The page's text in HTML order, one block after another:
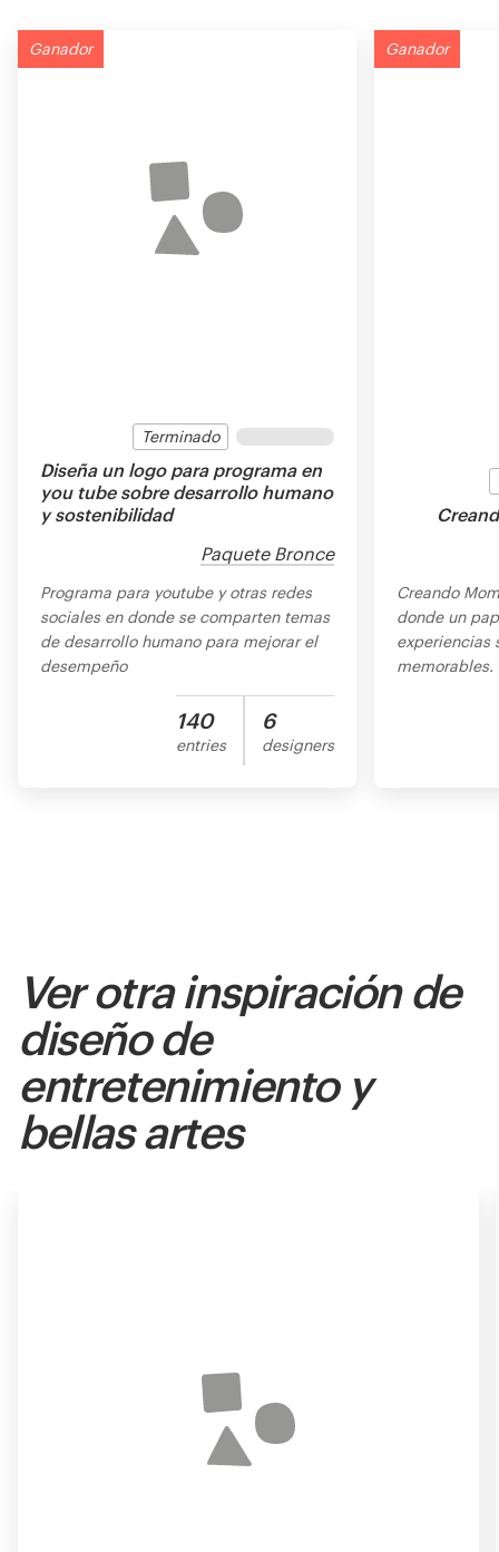
Ganador
Terminado
Diseña un logo para programa en
you tube sobre desarrollo humano
y sostenibilidad
Paquete Bronce
Programa para youtube y otras redes
sociales en donde se comparten temas
de desarrollo humano para mejorar el
desempeño
140
entries
6
designers
Ganador
Creando
donde un
experiencias
memorables.
Ver otra inspiración de
diseño de
entretenimiento y
bellas artes